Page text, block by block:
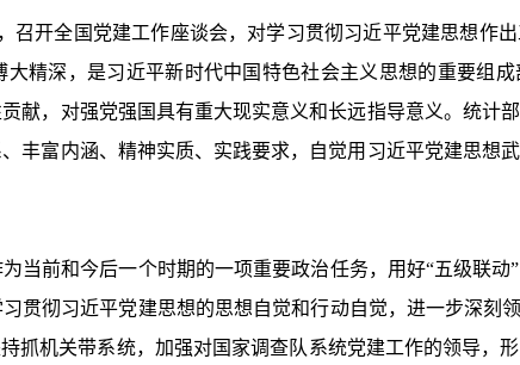
召开全国党建工作座谈会，对学习贯彻习近平党建思想作
精深，是习近平新时代中国特色社会主义思想的重要组
献，对强党强国具有重大现实意义和长远指导意义。统计
丰富内涵、精神实质、实践要求，自觉用习近平党建思想
前和今后一个时期的一项重要政治任务，用好“五级联动
贯彻习近平党建思想的思想自觉和行动自觉，进一步深刻
抓机关带系统，加强对国家调查队系统党建工作的领导，